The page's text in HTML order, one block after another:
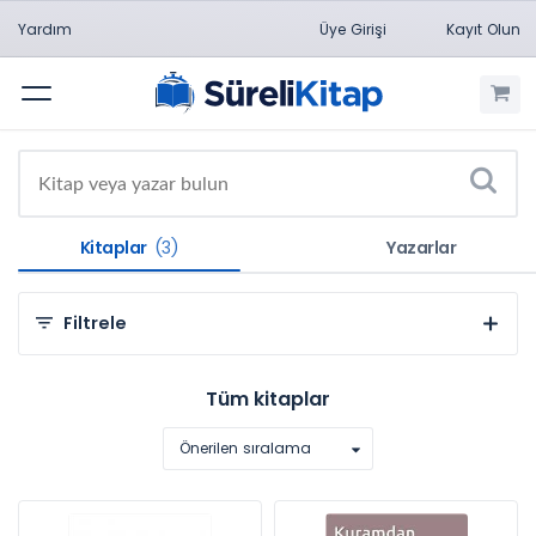
Yardım Üye Girişi Kayıt Olun
Menü
Kitaplar (3) Yazarlar
Filtrele
Konulara Göre
Tüm kitaplar
Önerilen sıralama